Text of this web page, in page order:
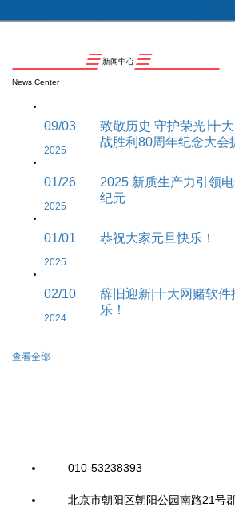
新闻中心
News Center
09/03
2025
致敬历史 守护荣光∣十
战胜利80周年纪念大会
01/26
2025
2025 新质生产力引领
纪元
01/01
2025
恭祝大家元旦快乐！
02/10
2024
辞旧迎新|十大网赌软
乐！
查看全部
010-53238393
北京市朝阳区朝阳公园南路21号